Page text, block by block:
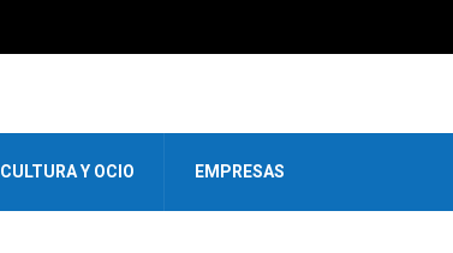
CULTURA Y OCIO EMPRESAS